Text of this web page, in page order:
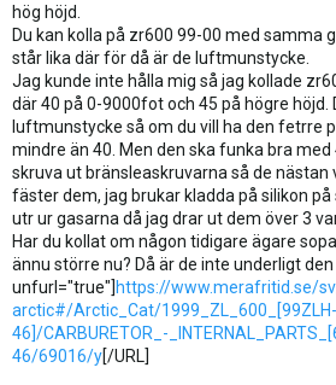
hög höjd.
Du kan kolla på zr600 99-00 med samma
står lika där för då är de luftmunstycke.
Jag kunde inte hålla mig så jag kollade
där 40 på 0-9000fot och 45 på högre höjd.
luftmunstycke så om du vill ha den fetrre
mindre än 40. Men den ska funka bra med
skruva ut bränsleaskruvarna så de nästan
fäster dem, jag brukar kladda på silikon
utr ur gasarna då jag drar ut dem över 3
Har du kollat om någon tidigare ägare
ännu större nu? Då är de inte underligt den
unfurl="true"]https://www.merafritid.se/
arctic#/Arctic_Cat/
46]/CARBURETOR_-
46/69016/y[/URL]